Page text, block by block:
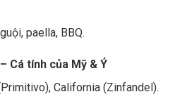
paella, BBQ.
Cá tính của Mỹ & Ý
California (Zinfandel).